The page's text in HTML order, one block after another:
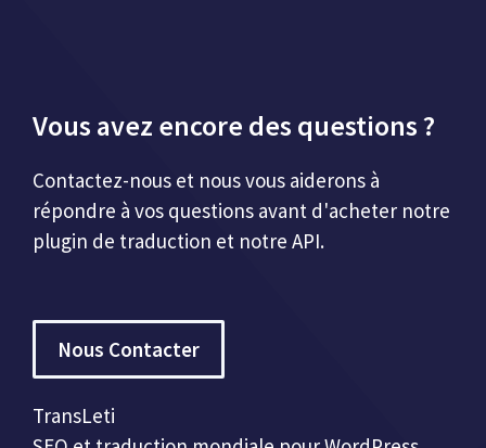
Vous avez encore des questions ?
Contactez-nous et nous vous aiderons à
répondre à vos questions avant d'acheter notre
plugin de traduction et notre API.
Nous Contacter
TransLeti